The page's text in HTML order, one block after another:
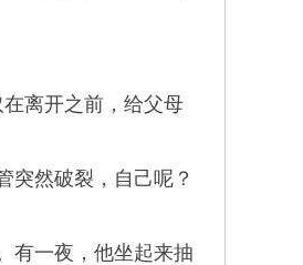
离开之前，给父母
然破裂，自己呢？
有一夜，他坐起来抽